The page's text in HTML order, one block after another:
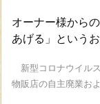
オーナー様から
あげる」という
新型コロナウイル
物販店の自主廃業お